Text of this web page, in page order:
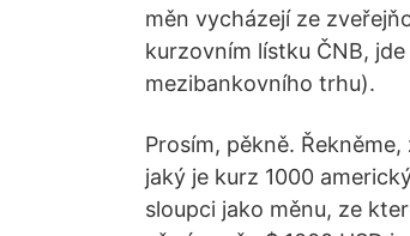
měn vycházejí ze
kurzovním lístku ČNB,
mezibankovního trhu).
Prosím, pěkně.
jaký je kurz 1000
sloupci jako měnu, ze